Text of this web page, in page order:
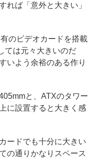
れば「意外と大きい」
のビデオカードを搭載
ては元々大きいのだ
いよう余裕のある作り
と、ATXのタワー
に設置すると大きく感
ードでも十分に大きい
の通りかなりスペース